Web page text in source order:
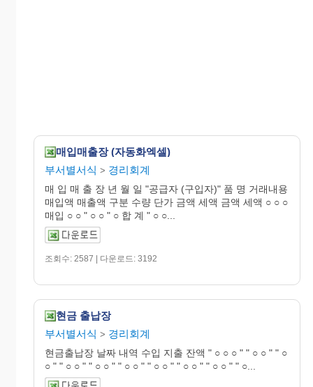
매입매출장 (자동화엑셀)
부서별서식 > 경리회계
매 입 매 출 장 년 월 일 "공급자 (구입자)" 품 명 거래내용
매입액 매출액 구분 수량 단가 금액 세액 금액 세액 ○ ○ ○
매입 ○ ○ " ○ ○ " ○ 합 계 " ○ ○...
조회수: 2587 | 다운로드: 3192
현금 출납장
부서별서식 > 경리회계
현금출납장 날짜 내역 수입 지출 잔액 " ○ ○ ○ " " ○ ○ " " ○
○ " " ○ ○ " " ○ ○ " " ○ ○ " " ○ ○ " " ○ ○ " " ○ ○ " " ○...